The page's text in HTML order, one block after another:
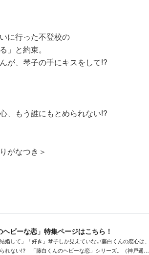
に行った不登校の
」と約束。
が、琴子の手にキスをして!?
、もう誰にもとめられない!?
がなつき＞
ヘビーな恋」特集ページはこちら！
婚して」「好き」琴子しか見えていない藤白くんの恋心は、
れない!? 「藤白くんのヘビーな恋」シリーズ。（神戸遥真
ノート １～１０巻
合本版